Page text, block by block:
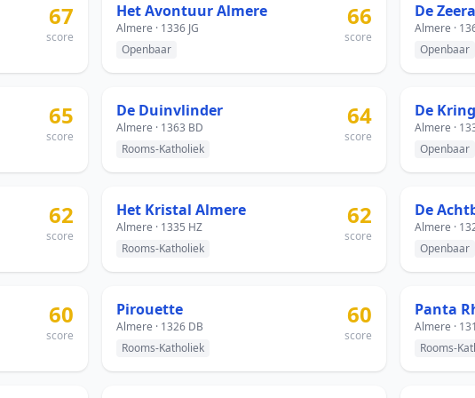
67
score
Het Avontuur Almere
Almere · 1336 JG
Openbaar
66
score
De
Almere ·
Openbaar
65
score
De Duinvlinder
Almere · 1363 BD
Rooms-Katholiek
64
score
De
Almere ·
Openbaar
62
score
Het Kristal Almere
Almere · 1335 HZ
Rooms-Katholiek
62
score
De
Almere ·
Openbaar
60
score
Pirouette
Almere · 1326 DB
Rooms-Katholiek
60
score
Panta
Almere ·
Rooms-